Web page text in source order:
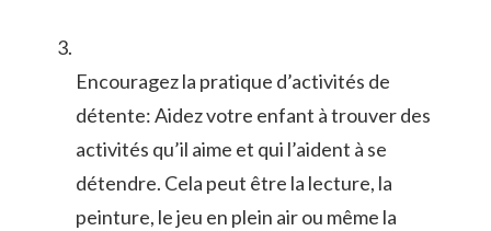
Encouragez la pratique d’activités de
détente: Aidez votre enfant à trouver des
activités qu’il aime et qui l’aident à se
détendre. Cela peut⁢ être la lecture, la
peinture, le jeu en plein air ou même la